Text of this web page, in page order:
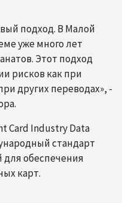
подход. В Малой
уже много лет
Этот подход
рисков как при
других переводах», -
Card Industry Data
стандарт
для обеспечения
карт.